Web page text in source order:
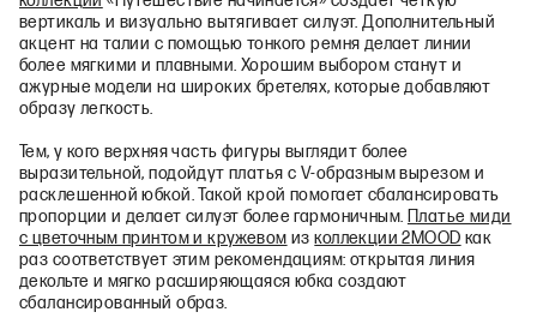
вертикаль и визуально вытягивает силуэт. Дополнительный
акцент на талии с помощью тонкого ремня делает линии
более мягкими и плавными. Хорошим выбором станут и
ажурные модели на широких бретелях, которые добавляют
образу легкость.
Тем, у кого верхняя часть фигуры выглядит более
выразительной, подойдут платья с V-образным вырезом и
расклешенной юбкой. Такой крой помогает сбалансировать
пропорции и делает силуэт более гармоничным.
Платье миди
с цветочным принтом и кружевом изколлекции 2MOOD как
раз соответствует этим рекомендациям: открытая линия
декольте и мягко расширяющаяся юбка создают
сбалансированный образ.